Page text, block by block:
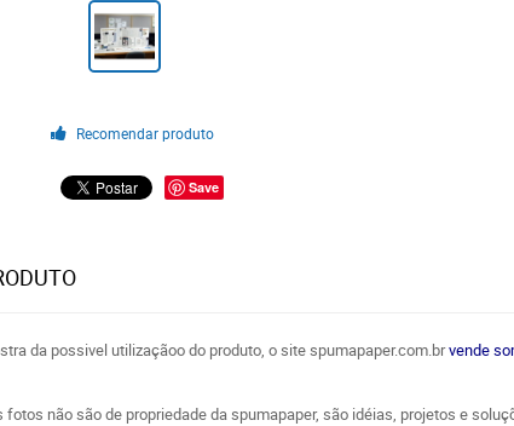
Recomendar produto
Save
da possivel utilizaçãoo do produto, o site spumapaper.com.brvende
não são de propriedade da spumapaper, são idéias, projetos e